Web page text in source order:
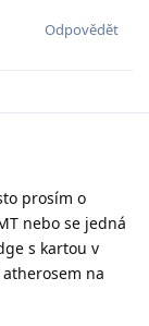
Odpovědět
prosím o
nebo se jedná
s kartou v
na